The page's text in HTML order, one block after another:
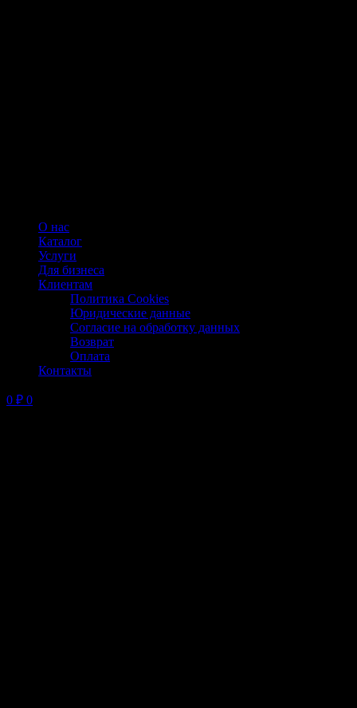
О нас
Каталог
Услуги
Для бизнеса
Клиентам
Политика Cookies
Юридические данные
Согласие на обработку данных
Возврат
Оплата
Контакты
0 ₽ 0